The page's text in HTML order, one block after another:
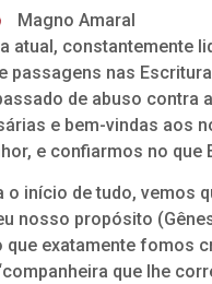
Magno Amaral
atual, constantemente
passagens nas
de abuso contra
e bem-vindas aos
e confiarmos no
o início de tudo, vemos
nosso propósito
que exatamente fomos
que lhe